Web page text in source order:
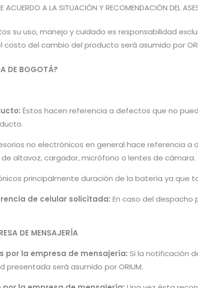
ACUERDO A LA SITUACIÓN Y RECOMENDACIÓN DEL
su uso, manejo y cuidado es responsabilidad
del cambio del producto será asumido por
DE BOGOTÁ?
Éstos hacen referencia a defectos que no
no electrónicos en general hace referencia
altavoz, cargador, micrófono o lentes de cámara.
principalmente duración de la batería ya que
de celular solicitada: En caso del despacho
DE MENSAJERÍA
por la empresa de mensajería: Si la notificación
será asumido por ORIUM.